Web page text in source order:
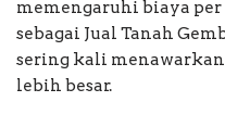
memengaruhi biaya
sebagai Jual Tanah
sering kali
lebih besar.